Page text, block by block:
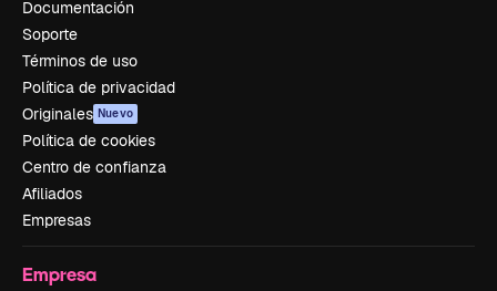
Documentación
Soporte
Términos de uso
Política de privacidad
Originales Nuevo
Política de cookies
Centro de confianza
Afiliados
Empresas
Empresa